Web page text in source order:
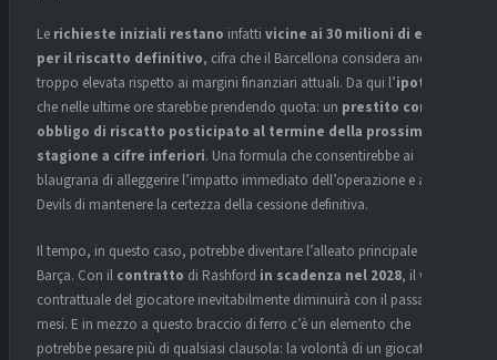
Le richieste iniziali restano infatti vicine ai 30 milioni di euro
per il riscatto definitivo, cifra che il Barcellona considera ancora
troppo elevata rispetto ai margini finanziari attuali. Da qui l’ipotesi
che nelle ultime ore starebbe prendendo quota: un prestito con
obbligo di riscatto posticipato al termine della prossima
stagione a cifre inferiori. Una formula che consentirebbe ai
blaugrana di alleggerire l’impatto immediato dell’operazione e ai Red
Devils di mantenere la certezza della cessione definitiva.
Il tempo, in questo caso, potrebbe diventare l’alleato principale del
Barça. Con il contratto di Rashford in scadenza nel 2028, il valore
contrattuale del giocatore inevitabilmente diminuirà con il passare dei
mesi. E in mezzo a questo braccio di ferro c’è un elemento che
potrebbe pesare più di qualsiasi clausola: la volontà di un giocatore